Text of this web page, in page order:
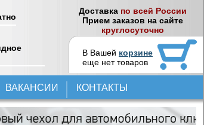
Доставка по всей России
Прием заказов на сайте
круглосуточно
В Вашей корзине
еще нет товаров
ВАКАНСИИ КОНТАКТЫ